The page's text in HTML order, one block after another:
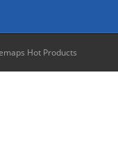
Hot Products